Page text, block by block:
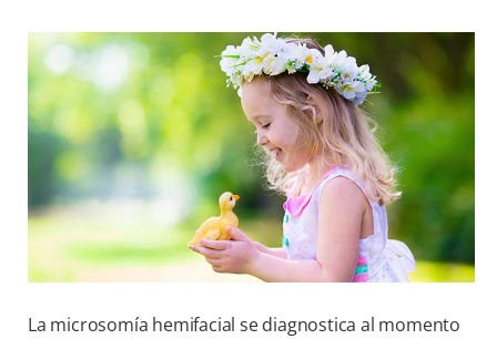
PARA PROFESIONALES
CUPONES
DÓNDE COMPRAR
PE (ES)
La microsomía hemifacial se diagnostica al momento